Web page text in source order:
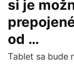
si je
od …
Tablet sa bude